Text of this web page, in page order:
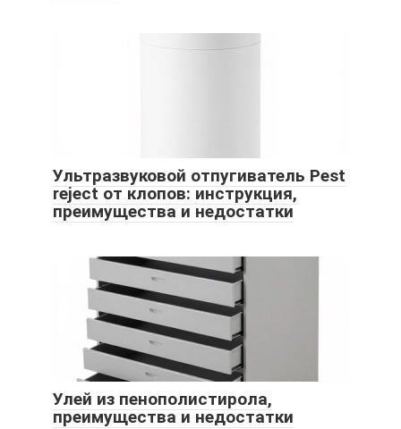
Ультразвуковой отпугиватель Pest
reject от клопов: инструкция,
преимущества и недостатки
Улей из пенополистирола,
преимущества и недостатки